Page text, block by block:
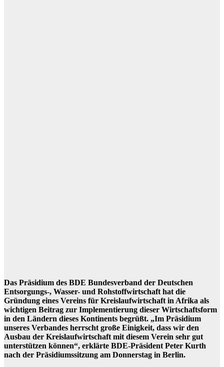
Das Präsidium des BDE Bundesverband der Deutschen
Entsorgungs-, Wasser- und Rohstoffwirtschaft hat die
Gründung eines Vereins für Kreislaufwirtschaft in Afrika als
wichtigen Beitrag zur Implementierung dieser Wirtschaftsform
in den Ländern dieses Kontinents begrüßt. „Im Präsidium
unseres Verbandes herrscht große Einigkeit, dass wir den
Ausbau der Kreislaufwirtschaft mit diesem Verein sehr gut
unterstützen können“, erklärte BDE-Präsident Peter Kurth
nach der Präsidiumssitzung am Donnerstag in Berlin.